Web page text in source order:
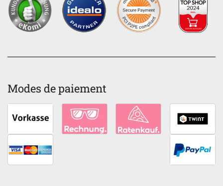
Modes de paiement